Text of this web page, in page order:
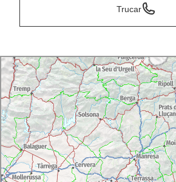
Trucar